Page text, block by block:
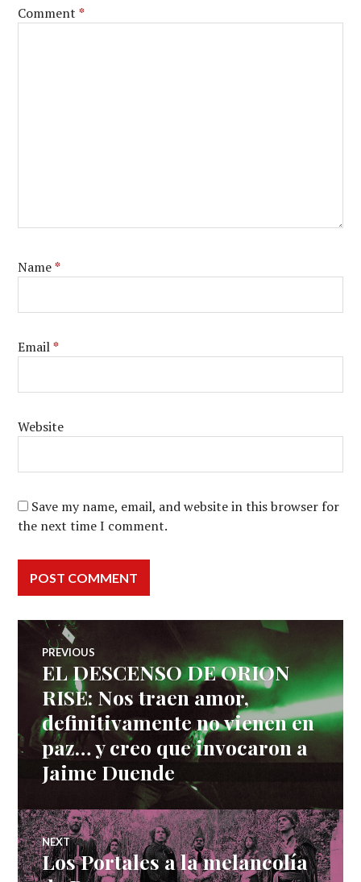
Comment*
Name*
Email*
Website
Save my name, email, and website in this browser for
the next time I comment.
Post
navigation
PREVIOUS
Previous
post:
EL DESCENSO DE ORION
RISE: Nos traen amor,
definitivamente no vienen en
paz… y creo que invocaron a
Jaime Duende
NEXT
Next
post:
Los Portales a la melancolía